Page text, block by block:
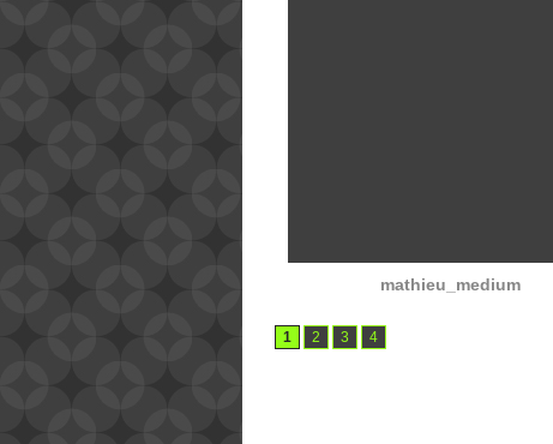
mathieu_medium
1 2 3 4